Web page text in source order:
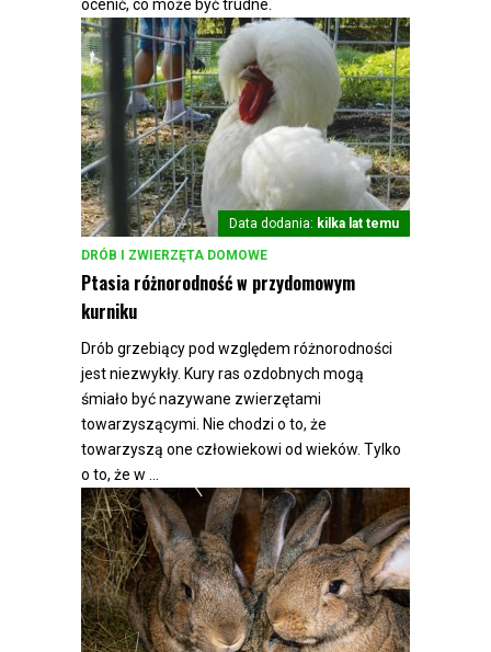
ocenić, co może być trudne.
DRÓB I ZWIERZĘTA DOMOWE
kilka lat temu
Data dodania:
Ptasia różnorodność w przydomowym
kurniku
Drób grzebiący pod względem różnorodności
jest niezwykły. Kury ras ozdobnych mogą
śmiało być nazywane zwierzętami
towarzyszącymi. Nie chodzi o to, że
towarzyszą one człowiekowi od wieków. Tylko
o to, że w ...